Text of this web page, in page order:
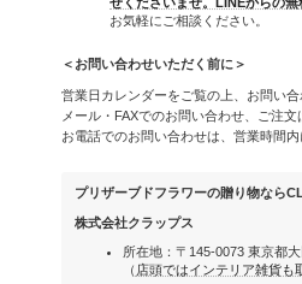
お気軽にご相談ください。
＜お問い合わせいただく前に＞
営業日カレンダーをご覧の上、お問い合
メール・FAXでのお問い合わせ、ご注文
お電話でのお問い合わせは、営業時間内
プリザーブドフラワーの贈り物なら
株式会社クラップス
所在地：〒145-0073 東京都
（ 店頭ではインテリア雑貨も